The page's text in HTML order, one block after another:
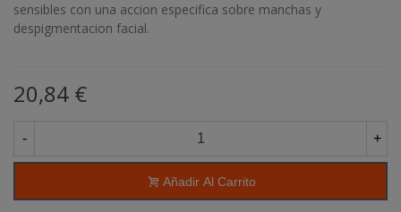
sensibles con una accion especifica sobre manchas y
despigmentacion facial.
20,84 €
- +
Añadir Al Carrito